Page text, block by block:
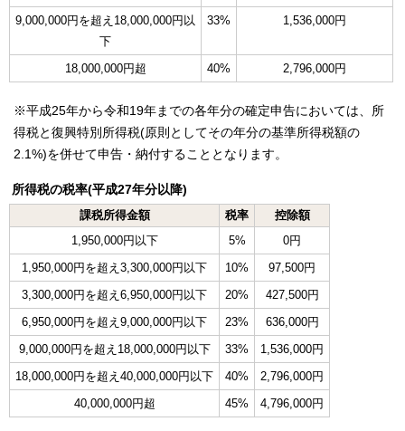
9,000,000円を超え18,000,000円以
下
33% 1,536,000円
18,000,000円超 40% 2,796,000円
※平成25年から令和19年までの各年分の確定申告においては、所
得税と復興特別所得税(原則としてその年分の基準所得税額の
2.1%)を併せて申告・納付することとなります。
所得税の税率(平成27年分以降)
課税所得金額
税率
控除額
1,950,000円以下
5%
0円
1,950,000円を超え3,300,000円以下
10%
97,500円
3,300,000円を超え6,950,000円以下
20%
427,500円
6,950,000円を超え9,000,000円以下
23%
636,000円
9,000,000円を超え18,000,000円以下
33%
1,536,000円
18,000,000円を超え40,000,000円以下
40%
2,796,000円
40,000,000円超
45% 4,796,000円